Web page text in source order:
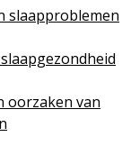
slaapproblemen
3.3 Signaleren
3.3.1
oorzaken van
3.3.2